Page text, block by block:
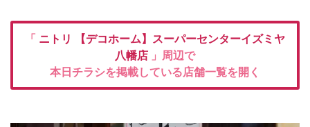
「 ニトリ
【デコホーム】スーパーセンターイズミヤ
八幡店 」周辺で
本日チラシを掲載している店舗一覧を開く